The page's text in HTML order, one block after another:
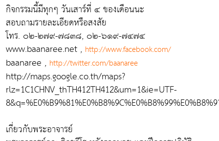
กิจกรรมนี้มีทุกๆ วันเสาร์ที่ ๔ ของเดือนนะ
สอบถามรายละเอียดหรือสงสัย
โทร. ๐๒-๒๗๙-๗๘๓๘, ๐๒-๖๑๙-๗๔๗๔
www.baanaree.net , http://www.facebook.com/
baanaree , http://twitter.com/baanaree
http://maps.google.co.th/maps?
rlz=1C1CHNV_thTH412TH412&um=1&ie=UTF-
เกี่ยวกับพระอาจารย์